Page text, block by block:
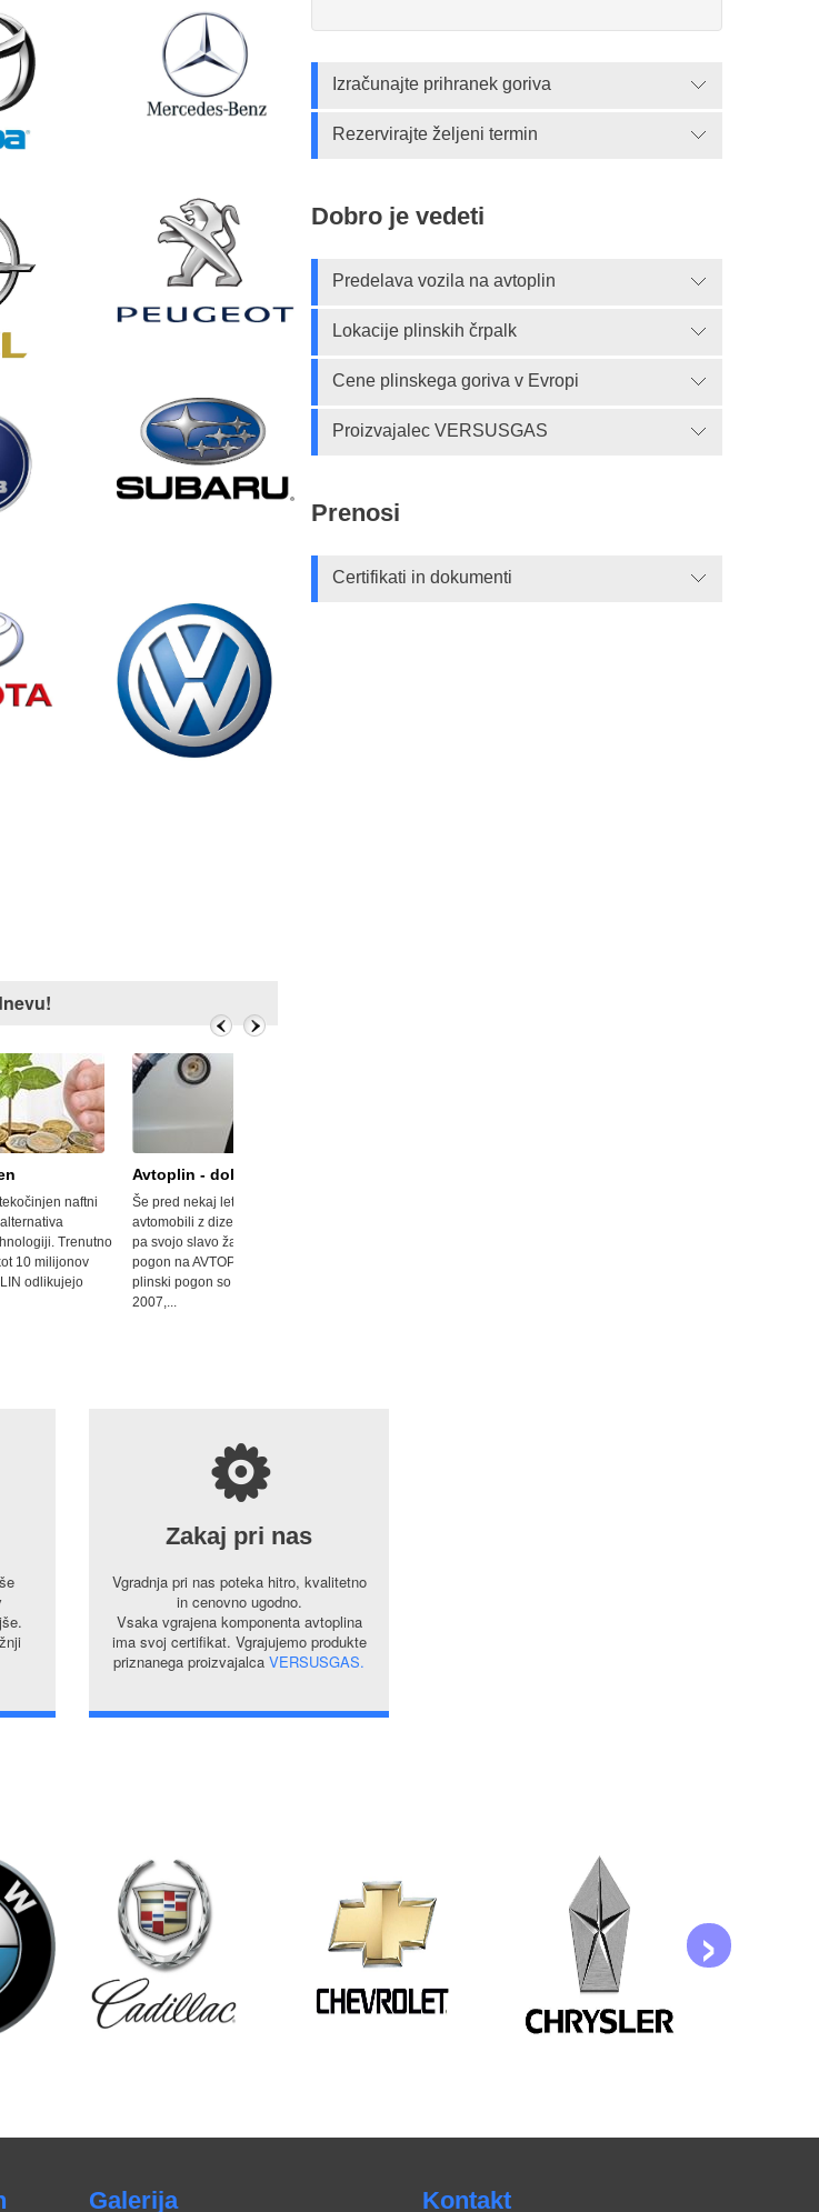
- dobra prodaja
pred nekaj leti so svoj vrh dosegli
z dizelskim motorjem, danes
svojo slavo žanjejo avtomobili s
na AVTOPLIN. Prvi avtomobili na
pogon so se pri nas pojavili leta
Izračunajte prihranek goriva
Rezervirajte željeni termin
Dobro je vedeti
Predelava vozila na avtoplin
Lokacije plinskih črpalk
Cene plinskega goriva v Evropi
Proizvajalec VERSUSGAS
Prenosi
Certifikati in dokumenti
s
Zakaj pri nas
Vgradnja pri nas poteka hitro, kvalitetno
in cenovno ugodno.
Vsaka vgrajena komponenta avtoplina
ima svoj certifikat. Vgrajujemo produkte
priznanega proizvajalca VERSUSGAS.
›
Galerija Kontakt